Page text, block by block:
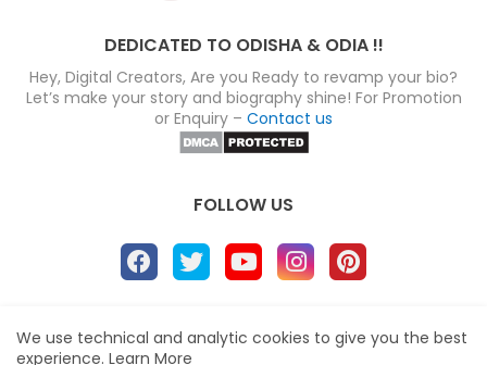
DEDICATED TO ODISHA & ODIA !!
Hey, Digital Creators, Are you Ready to revamp your bio?
Let’s make your story and biography shine! For Promotion
or Enquiry – Contact us
FOLLOW US
About Disclaimer Terms
Privacy Policy
We use technical and analytic cookies to give you the best
experience. Learn More